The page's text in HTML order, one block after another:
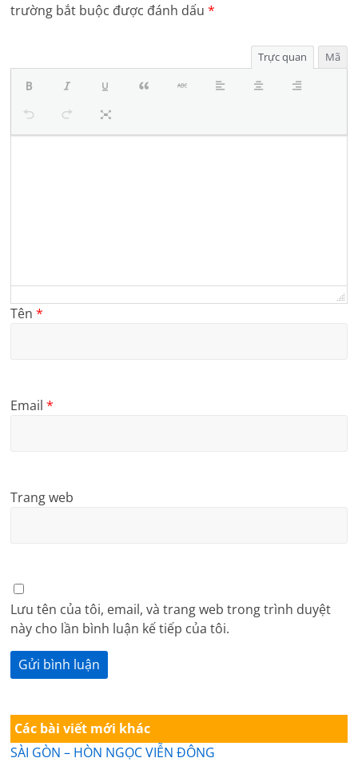
trường bắt buộc được đánh dấu*
Trực quan Mã
Tên*
Email*
Trang web
Lưu tên của tôi, email, và trang web trong trình duyệt
này cho lần bình luận kế tiếp của tôi.
Các bài viết mới khác
SÀI GÒN – HÒN NGỌC VIỄN ĐÔNG